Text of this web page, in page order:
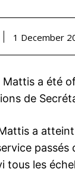
1 December
Mattis a été
de
a
passés
tous les